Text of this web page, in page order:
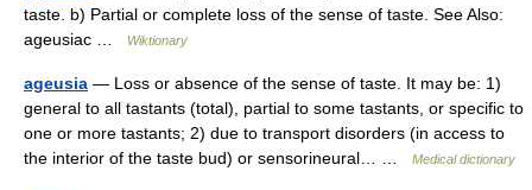
taste. b) Partial or complete loss of the sense of taste. See Also:
ageusiac …
Wiktionary
ageusia — Loss or absence of the sense of taste. It may be: 1)
general to all tastants (total), partial to some tastants, or specific to
one or more tastants; 2) due to transport disorders (in access to
the interior of the taste bud) or sensorineural… …
Medical dictionary